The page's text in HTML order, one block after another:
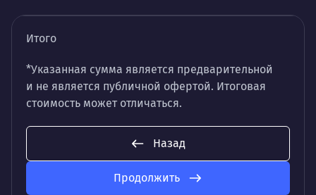
Итого
*Указанная сумма является предварительной
и не является публичной офертой. Итоговая
стоимость может отличаться.
Назад
Продолжить